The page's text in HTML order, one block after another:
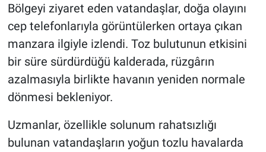
Bölgeyi ziyaret eden vatandaşlar, doğa olayını
cep telefonlarıyla görüntülerken ortaya çıkan
manzara ilgiyle izlendi. Toz bulutunun etkisini
bir süre sürdürdüğü kalderada, rüzgârın
azalmasıyla birlikte havanın yeniden normale
dönmesi bekleniyor.
Uzmanlar, özellikle solunum rahatsızlığı
bulunan vatandaşların yoğun tozlu havalarda